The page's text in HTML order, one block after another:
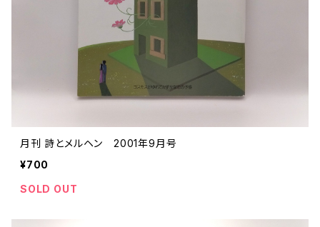
月刊 詩とメルヘン 2001年9月号
¥700
SOLD OUT